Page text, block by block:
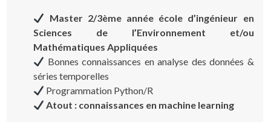
Master 2/3ème année école d’ingénieur en
Sciences de l’Environnement et/ou
Mathématiques Appliquées
Bonnes connaissances en analyse des données &
séries temporelles
Programmation Python/R
Atout : connaissances en machine learning